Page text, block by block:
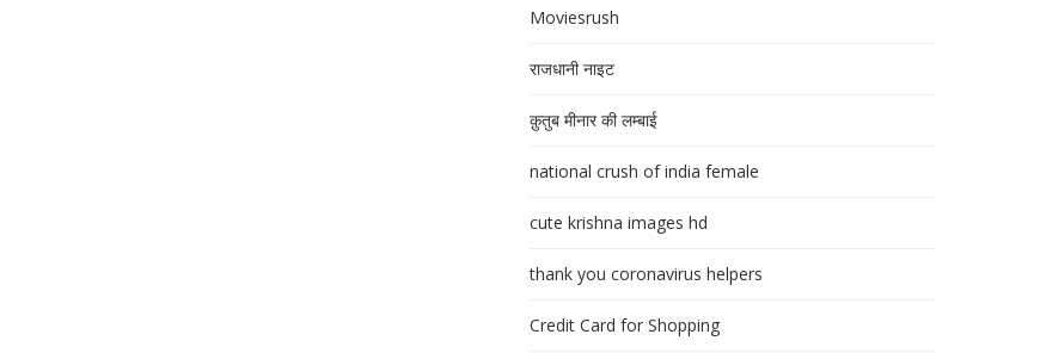
Moviesrush
राजधानी नाइट
क़ुतुब मीनार की लम्बाई
national crush of india female
cute krishna images hd
thank you coronavirus helpers
Credit Card for Shopping